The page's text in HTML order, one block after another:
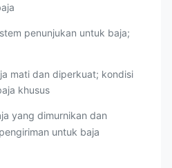
penunjukan untuk baja;
mati dan diperkuat; kondisi
khusus
yang dimurnikan dan
untuk baja